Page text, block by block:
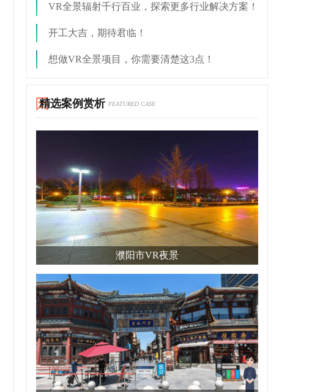
VR全景辐射千行百业，探索更多行业解决方案！
开工大吉，期待君临！
想做VR全景项目，你需要清楚这3点！
精选案例赏析 FEATURED CASE
濮阳市VR夜景